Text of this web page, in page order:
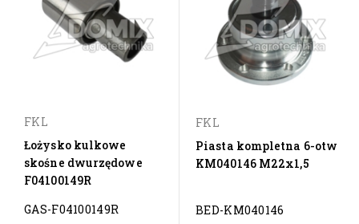
FKL
Łożysko kulkowe
skośne dwurzędowe
F04100149R
GAS-F04100149R
FKL
Piasta kompletna 6-otw
KM040146 M22x1,5
BED-KM040146